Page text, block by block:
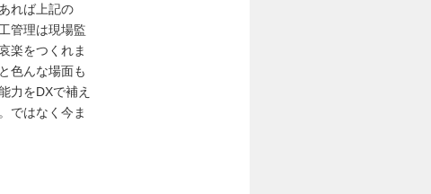
れば上記の
管理は現場監
楽をつくれま
色んな場面も
力をDXで補え
ではなく今ま